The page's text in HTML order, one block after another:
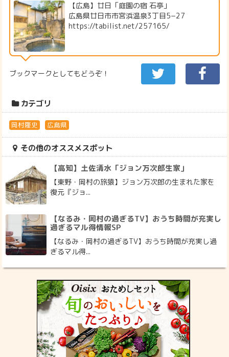
【広島】廿日「庭園の宿 石亭」
広島県廿日市市宮浜温泉3丁目5−27
https://tabilist.net/257165/
ブックマークとしてもどうぞ！
カテゴリ
岡村隆史 広島県
その他のオススメスポット
【高知】土佐清水「ジョン万次郎生家」
【東野・岡村の旅猿】ジョン万次郎の生まれた家を
復元『ジョ...
【なるみ・岡村の過ぎるTV】おうち時間が充実し
過ぎるマル得情報SP
【なるみ・岡村の過ぎるTV】おうち時間が充実し過
ぎるマル得...